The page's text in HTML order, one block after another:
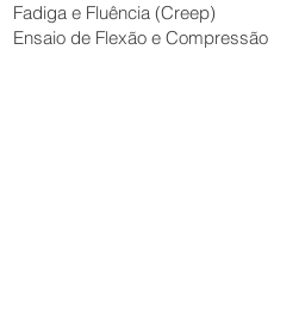
Fadiga e Fluência (Creep)
Ensaio de Flexão e Compressão